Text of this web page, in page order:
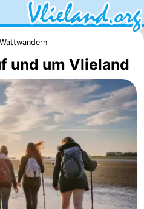
Wattwandern
und um Vlieland